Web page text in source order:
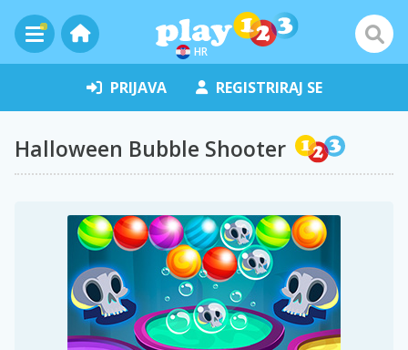
HR
PRIJAVA REGISTRIRAJ SE
Halloween Bubble Shooter